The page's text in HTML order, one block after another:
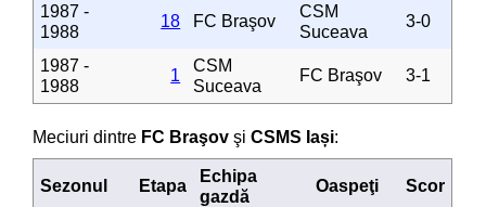
1987 -
1988
18 FC Braşov
CSM
Suceava
3-0
1987 -
1988
1
CSM
Suceava
FC Braşov 3-1
Meciuri dintre FC Braşov şiCSMS Iași:
Sezonul Etapa
Echipa
gazdă
Oaspeţi Scor